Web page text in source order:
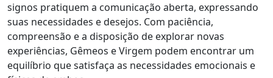
signos pratiquem a comunicação aberta, expressando
suas necessidades e desejos. Com paciência,
compreensão e a disposição de explorar novas
experiências, Gêmeos e Virgem podem encontrar um
equilíbrio que satisfaça as necessidades emocionais e